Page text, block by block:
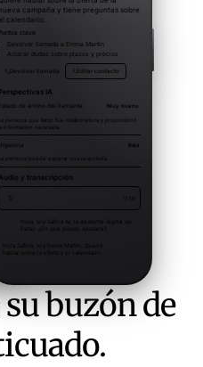
buzón de